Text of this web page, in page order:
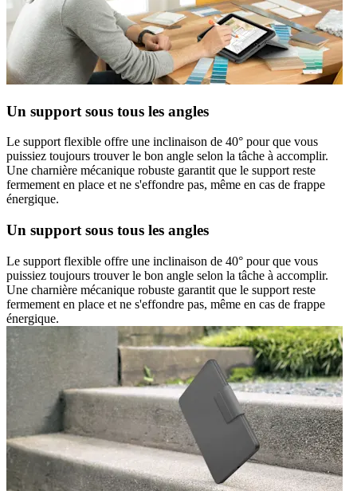
Un support sous tous les angles
Le support flexible offre une inclinaison de 40° pour que vous
puissiez toujours trouver le bon angle selon la tâche à accomplir.
Une charnière mécanique robuste garantit que le support reste
fermement en place et ne s'effondre pas, même en cas de frappe
énergique.
Un support sous tous les angles
Le support flexible offre une inclinaison de 40° pour que vous
puissiez toujours trouver le bon angle selon la tâche à accomplir.
Une charnière mécanique robuste garantit que le support reste
fermement en place et ne s'effondre pas, même en cas de frappe
énergique.